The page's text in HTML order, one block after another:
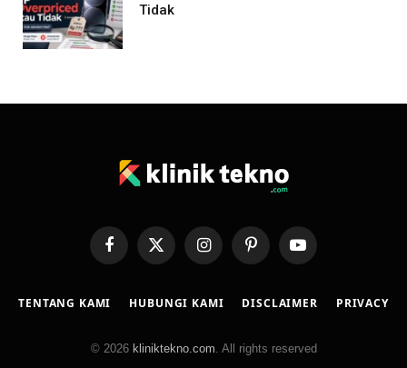
Tidak
FacebookX
InstagramPinterestYouTube
TENTANG KAMI HUBUNGI KAMI DISCLAIMER PRIVACY
© 2026 kliniktekno.com . All rights reserved